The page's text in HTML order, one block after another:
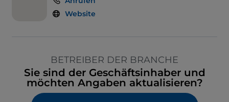
Website
BETREIBER DER BRANCHE
Sie sind der Geschäftsinhaber und
möchten Angaben aktualisieren?